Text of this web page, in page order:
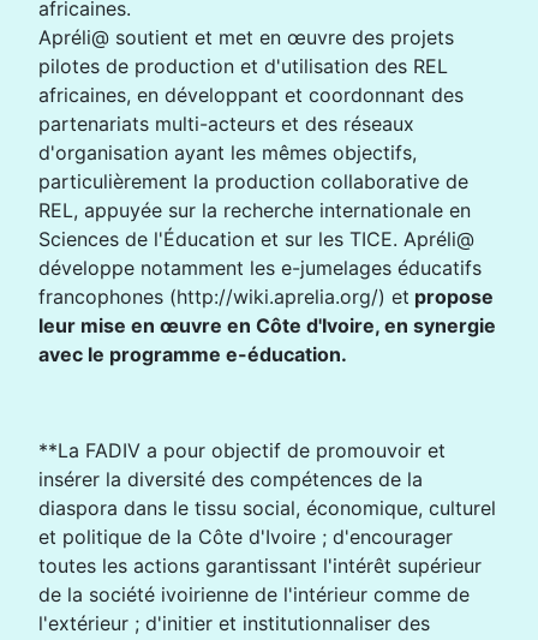
africaines.
Apréli@ soutient et met en œuvre des projets
pilotes de production et d'utilisation des REL
africaines, en développant et coordonnant des
partenariats multi-acteurs et des réseaux
d'organisation ayant les mêmes objectifs,
particulièrement la production collaborative de
REL, appuyée sur la recherche internationale en
Sciences de l'Éducation et sur les TICE. Apréli@
développe notamment les e-jumelages éducatifs
francophones (http://wiki.aprelia.org/) et propose
leur mise en œuvre en Côte d'Ivoire, en synergie
avec le programme e-éducation.
**La FADIV a pour objectif de promouvoir et
insérer la diversité des compétences de la
diaspora dans le tissu social, économique, culturel
et politique de la Côte d'Ivoire ; d'encourager
toutes les actions garantissant l'intérêt supérieur
de la société ivoirienne de l'intérieur comme de
l'extérieur ; d'initier et institutionnaliser des